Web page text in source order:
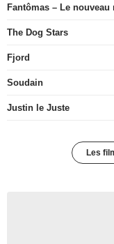
Fantômas – Le nouveau
The Dog Stars
Fjord
Soudain
Justin le Juste
Les